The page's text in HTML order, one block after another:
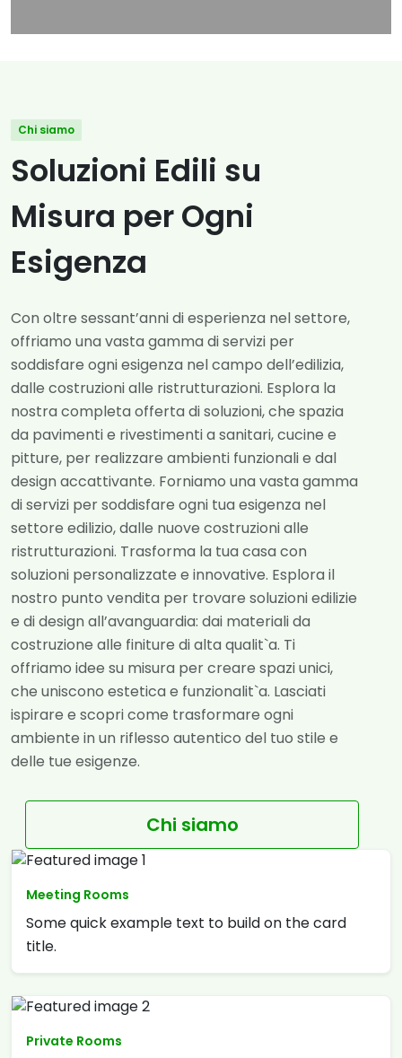
Chi siamo
Soluzioni Edili su
Misura per Ogni
Esigenza
Con oltre sessant’anni di esperienza nel settore,
offriamo una vasta gamma di servizi per
soddisfare ogni esigenza nel campo dell’edilizia,
dalle costruzioni alle ristrutturazioni. Esplora la
nostra completa offerta di soluzioni, che spazia
da pavimenti e rivestimenti a sanitari, cucine e
pitture, per realizzare ambienti funzionali e dal
design accattivante. Forniamo una vasta gamma
di servizi per soddisfare ogni tua esigenza nel
settore edilizio, dalle nuove costruzioni alle
ristrutturazioni. Trasforma la tua casa con
soluzioni personalizzate e innovative. Esplora il
nostro punto vendita per trovare soluzioni edilizie
e di design all’avanguardia: dai materiali da
costruzione alle finiture di alta qualit`a. Ti
offriamo idee su misura per creare spazi unici,
che uniscono estetica e funzionalit`a. Lasciati
ispirare e scopri come trasformare ogni
ambiente in un riflesso autentico del tuo stile e
delle tue esigenze.
Chi siamo
Meeting Rooms
Some quick example text to build on the card
title.
Private Rooms